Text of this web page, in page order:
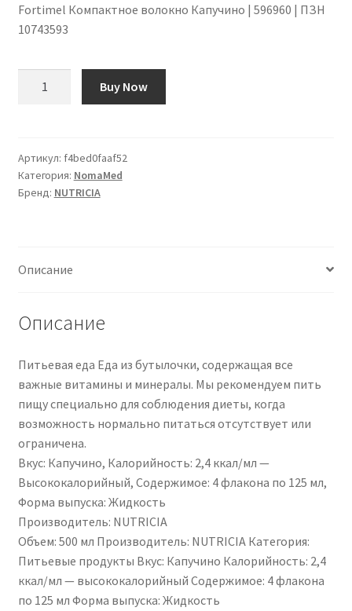
Fortimel Компактное волокно Капучино | 596960 | ПЗН
10743593
fibre
Cappuccino
|
10743593
Buy Now
Артикул: f4bed0faaf52
Категория: NomaMed
Бренд: NUTRICIA
Описание
Описание
Питьевая еда Еда из бутылочки, содержащая все
важные витамины и минералы. Мы рекомендуем пить
пищу специально для соблюдения диеты, когда
возможность нормально питаться отсутствует или
ограничена.
Вкус: Капучино, Калорийность: 2,4 ккал/мл —
Высококалорийный, Содержимое: 4 флакона по 125 мл,
Форма выпуска: Жидкость
Производитель: NUTRICIA
Объем: 500 мл Производитель: NUTRICIA Категория:
Питьевые продукты Вкус: Капучино Калорийность: 2,4
ккал/мл — высококалорийный Содержимое: 4 флакона
по 125 мл Форма выпуска: Жидкость